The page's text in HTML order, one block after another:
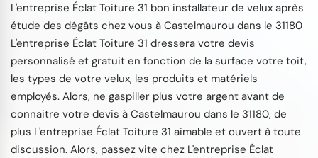
L'entreprise Éclat Toiture 31 bon installateur de velux après
étude des dégâts chez vous à Castelmaurou dans le 31180
L'entreprise Éclat Toiture 31 dressera votre devis
personnalisé et gratuit en fonction de la surface votre toit,
les types de votre velux, les produits et matériels
employés. Alors, ne gaspiller plus votre argent avant de
connaitre votre devis à Castelmaurou dans le 31180, de
plus L'entreprise Éclat Toiture 31 aimable et ouvert à toute
discussion. Alors, passez vite chez L'entreprise Éclat